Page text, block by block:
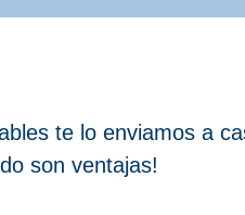
te lo enviamos a
son ventajas!